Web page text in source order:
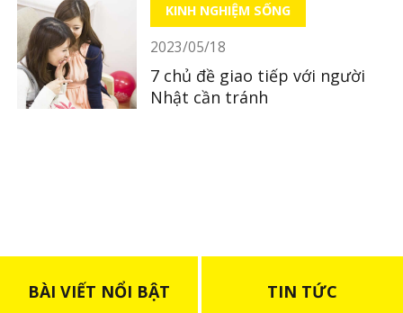
KINH NGHIỆM SỐNG
2023/05/18
7 chủ đề giao tiếp với người
Nhật cần tránh
BÀI VIẾT NỔI BẬT TIN TỨC